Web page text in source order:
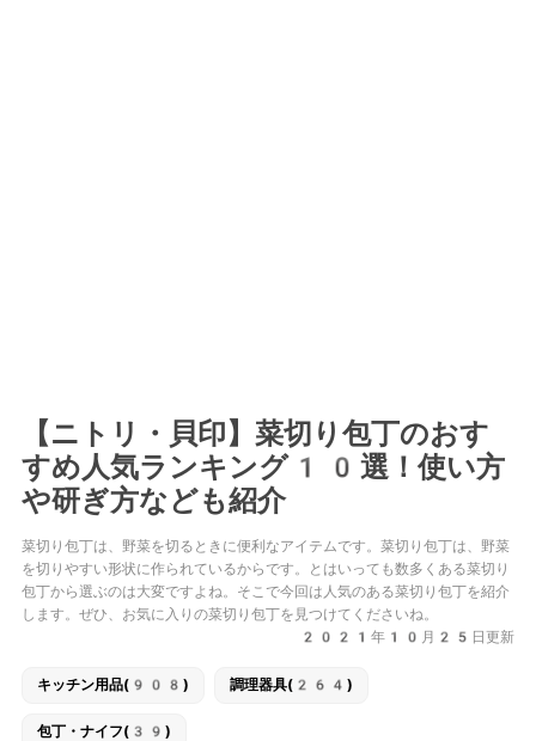
【ニトリ・貝印】菜切り包丁のおす
すめ人気ランキング10選！使い方
や研ぎ方なども紹介
菜切り包丁は、野菜を切るときに便利なアイテムです。菜切り包丁は、野菜
を切りやすい形状に作られているからです。とはいっても数多くある菜切り
包丁から選ぶのは大変ですよね。そこで今回は人気のある菜切り包丁を紹介
します。ぜひ、お気に入りの菜切り包丁を見つけてくださいね。
2021年10月25日更新
キッチン用品(908) 調理器具(264)
包丁・ナイフ(39)